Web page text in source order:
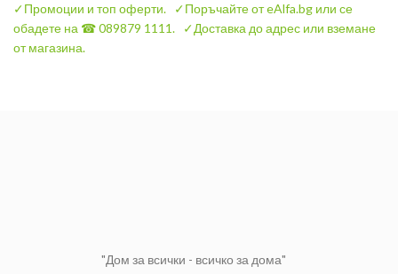
✓Промоции и топ оферти.
✓Поръчайте от eAlfa.bg или се
обадете на ☎ 089879 1111.
✓Доставка до адрес или вземане
от магазина.
"Дом за всички - всичко за дома"